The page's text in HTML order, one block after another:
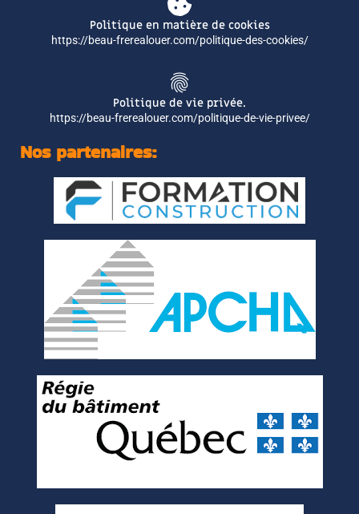
Politique en matière de cookies
https://beau-frerealouer.com/politique-des-cookies/
Politique de vie privée.
https://beau-frerealouer.com/politique-de-vie-privee/
Nos partenaires: